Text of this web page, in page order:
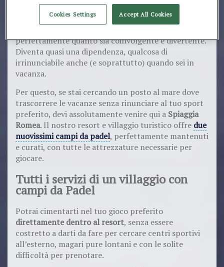
rimandarla indietro.
perfettamente quanto sia coinvolgente e divertente.
Diventa quasi una dipendenza, qualcosa di
irrinunciabile anche (e soprattutto) quando sei in
vacanza.
Per questo, se stai cercando un posto al mare dove
trascorrere le vacanze senza rinunciare al tuo sport
preferito, devi assolutamente venire qui a Spiaggia
Romea. Il nostro resort e villaggio turistico offre due
nuovissimi campi da padel, perfettamente mantenuti
e curati, con tutte le attrezzature necessarie per
giocare.
Tutti i servizi di un villaggio con
campi da Padel
Potrai cimentarti nel tuo gioco preferito
direttamente dentro al resort, senza essere
costretto a darti da fare per cercare centri sportivi
all’esterno, magari pure lontani e con le solite
difficoltà per prenotare.
Cookies Settings Accept All Cookies